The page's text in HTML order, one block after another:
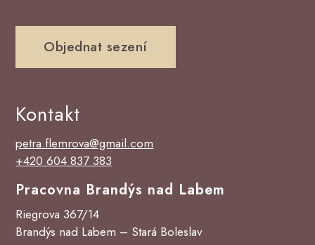
Objednat sezení
Kontakt
petra.flemrova@gmail.com
+420 604 837 383
Pracovna Brandýs nad Labem
Riegrova 367/14
Brandýs nad Labem – Stará Boleslav